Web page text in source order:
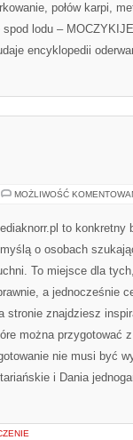
połów karpi,
lodu –
encyklopedii
MOŻLIWOŚĆ
to konkretny
o osobach
To miejsce dla
a jednocześnie
stronie znajdziesz
można przygotować
nie musi być
i Dania